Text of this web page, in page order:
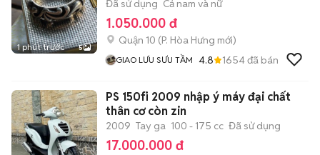
1 phút trước 5
Đã sử dụng Cả nam và nữ
1.050.000 đ
Quận 10 (P. Hòa Hưng mới)
GIAO LƯU SƯU TẦM 4.8 1654đã bán
PS 150fi 2009 nhập ý máy đại chất
thân cơ còn zin
2009 Tay ga 100 - 175 cc Đã sử dụng
17.000.000 đ